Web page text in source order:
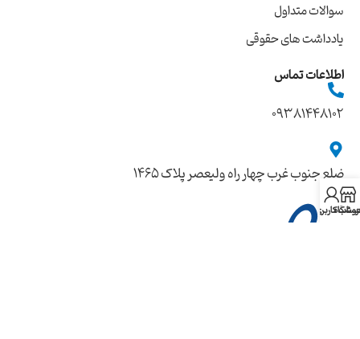
سوالات متداول
یادداشت های حقوقی
اطلاعات تماس
09381448102
ضلع جنوب غرب چهار راه ولیعصر پلاک ۱۴۶۵
کاربری من